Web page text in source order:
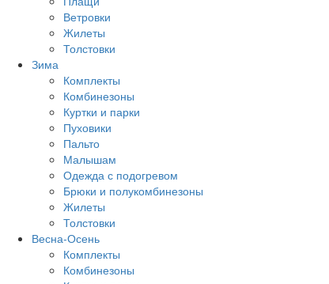
Ветровки
Жилеты
Толстовки
Зима
Комплекты
Комбинезоны
Куртки и парки
Пуховики
Пальто
Малышам
Одежда с подогревом
Брюки и полукомбинезоны
Жилеты
Толстовки
Весна-Осень
Комплекты
Комбинезоны